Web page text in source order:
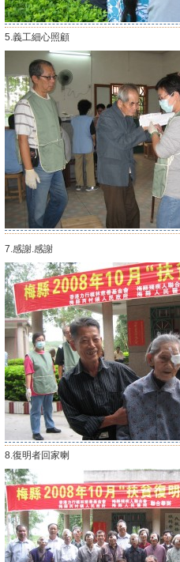
5.義工細心照顧
7.感謝.感謝
8.復明者回家喇